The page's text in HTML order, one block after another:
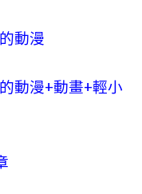
動漫
動漫+動畫+輕小